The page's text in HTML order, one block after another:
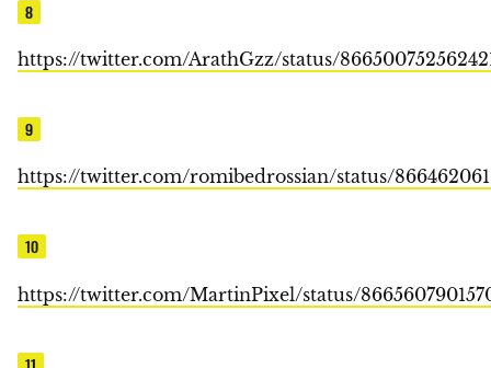
8
https://twitter.com/ArathGzz/status/
9
https://twitter.com/romibedrossian/status/
10
https://twitter.com/MartinPixel/status/
11